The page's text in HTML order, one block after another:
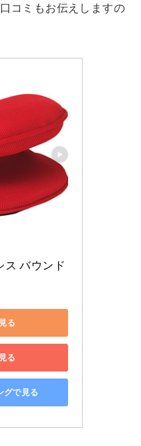
コミもお伝えしますの
ス バウンド
る
る
グで見る